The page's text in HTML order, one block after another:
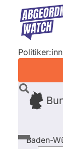
Direkt
Inhalt
Baden-